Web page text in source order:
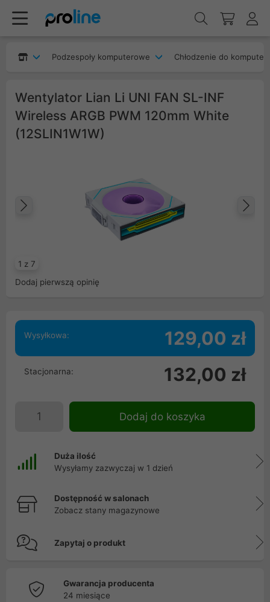
Podzespoły komputerowe Chłodzenie do
Wentylator Lian Li UNI FAN SL-INF
Wireless ARGB PWM 120mm White
(12SLIN1W1W)
1 z 7
Poprzedni
Dodaj pierwszą opinię
Wysyłkowa: 129,00 zł
Stacjonarna: 132,00 zł
Dodaj do koszyka
Duża ilość
Wysyłamy zazwyczaj w 1 dzień
Dostępność w salonach
Zobacz stany magazynowe
Zapytaj o produkt
Gwarancja producenta
24 miesiące